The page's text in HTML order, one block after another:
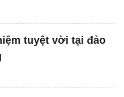
tuyệt vời tại đảo